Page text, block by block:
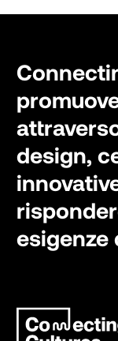
design,
esigenze